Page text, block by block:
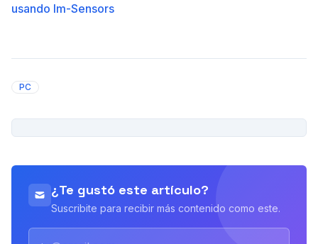
usando lm-Sensors
PC
¿Te gustó este artículo?
Suscribite para recibir más contenido como este.